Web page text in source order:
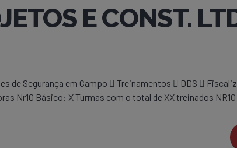
E CONST.
de Segurança em Campo  Treinamentos  DDS 
Nr10 Básico: X Turmas com o total de XX treinados NR10